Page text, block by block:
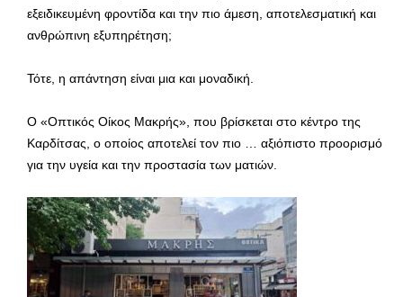
εξειδικευμένη φροντίδα και την πιο άμεση, αποτελεσματική και
ανθρώπινη εξυπηρέτηση;
Τότε, η απάντηση είναι μια και μοναδική.
Ο «Οπτικός Οίκος Μακρής», που βρίσκεται στο κέντρο της
Καρδίτσας, ο οποίος αποτελεί τον πιο … αξιόπιστο προορισμό
για την υγεία και την προστασία των ματιών.